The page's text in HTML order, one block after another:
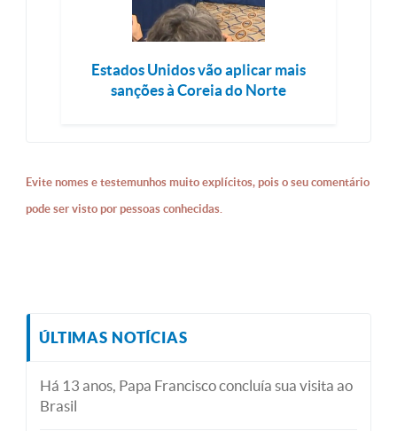
Estados Unidos vão aplicar mais
sanções à Coreia do Norte
Evite nomes e testemunhos muito explícitos, pois o seu comentário
pode ser visto por pessoas conhecidas.
ÚLTIMAS NOTÍCIAS
Há 13 anos, Papa Francisco concluía sua visita ao
Brasil